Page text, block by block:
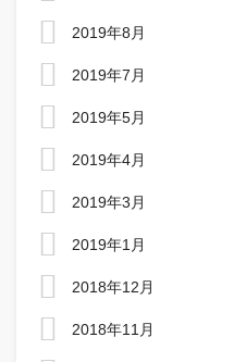
2019年8月
2019年7月
2019年5月
2019年4月
2019年3月
2019年1月
2018年12月
2018年11月